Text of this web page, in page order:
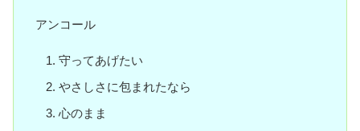
アンコール
守ってあげたい
やさしさに包まれたなら
心のまま